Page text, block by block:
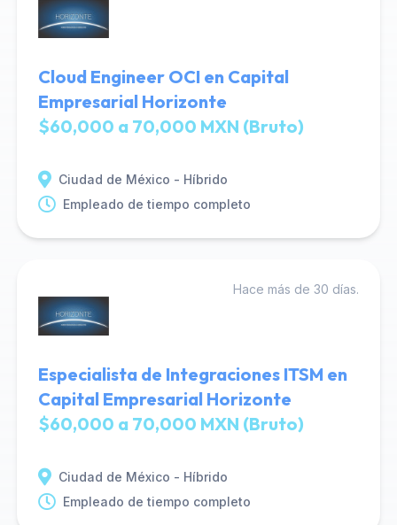
Cloud Engineer OCI en Capital
Empresarial Horizonte
$60,000 a 70,000 MXN (Bruto)
Ciudad de México - Híbrido
Empleado de tiempo completo
Hace más de 30 días.
Especialista de Integraciones ITSM en
Capital Empresarial Horizonte
$60,000 a 70,000 MXN (Bruto)
Ciudad de México - Híbrido
Empleado de tiempo completo